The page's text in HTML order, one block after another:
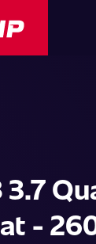
3.7
-